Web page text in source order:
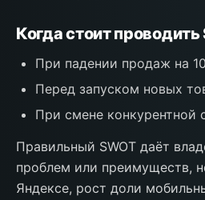
Когда стоит
При падении продаж на
Перед запуском новых
При смене конкурентной
Правильный SWOT даёт
проблем или преимуществ,
Яндексе, рост доли